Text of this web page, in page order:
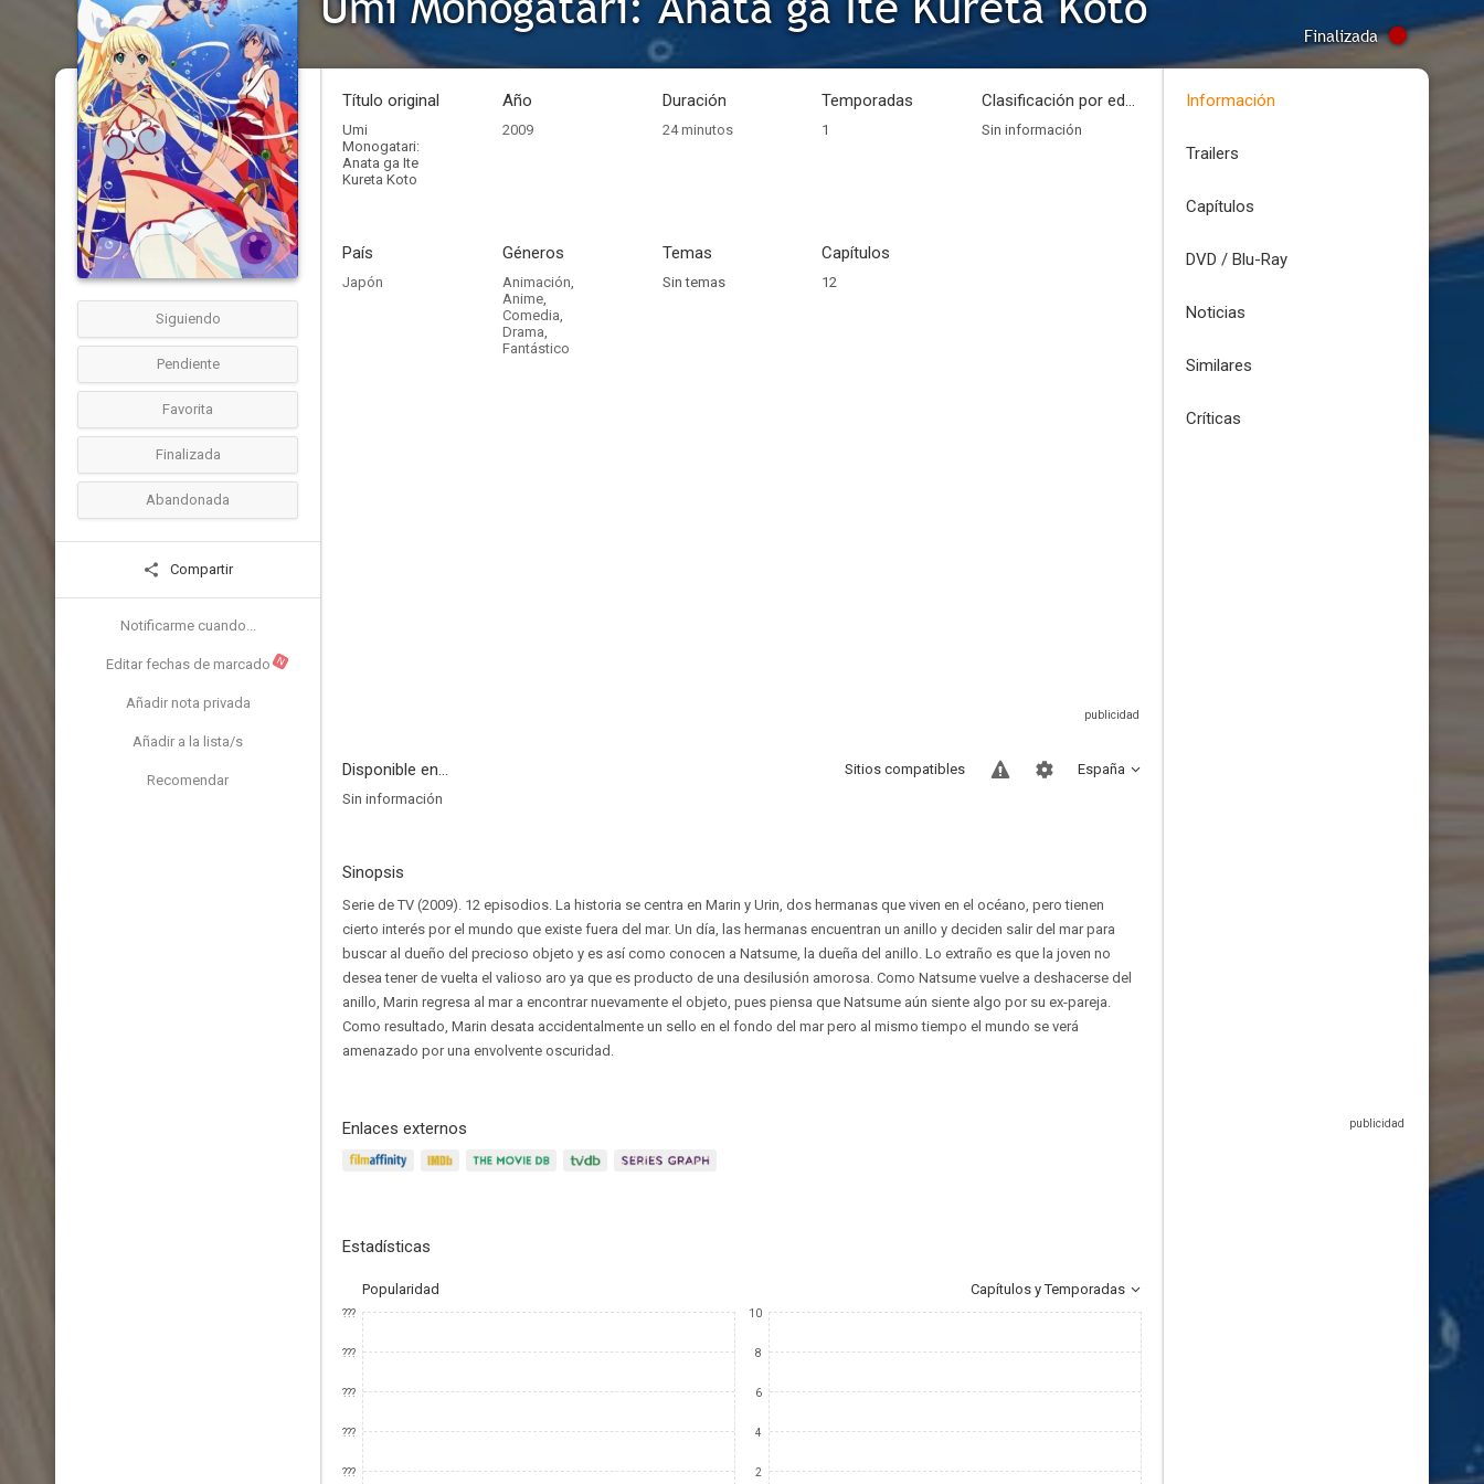
Finalizada
Siguiendo
Pendiente
Favorita
Finalizada
Abandonada
Compartir
Notificarme cuando...
Editar fechas de marcado N
Añadir nota privada
Añadir a la lista/s
Recomendar
Título original
Umi
Monogatari:
Anata ga Ite
Kureta Koto
Año
2009
Duración
24 minutos
Temporadas
1
Clasificación por edades
Sin información
País
Japón
Géneros
Animación,
Anime,
Comedia,
Drama,
Fantástico
Temas
Sin temas
Capítulos
12
Disponible en... España
Sitios compatibles
Sin información
Sinopsis
Serie de TV (2009). 12 episodios. La historia se centra en Marin y Urin, dos hermanas que viven en el océano, pero tienen
cierto interés por el mundo que existe fuera del mar. Un día, las hermanas encuentran un anillo y deciden salir del mar para
buscar al dueño del precioso objeto y es así como conocen a Natsume, la dueña del anillo. Lo extraño es que la joven no
desea tener de vuelta el valioso aro ya que es producto de una desilusión amorosa. Como Natsume vuelve a deshacerse del
anillo, Marin regresa al mar a encontrar nuevamente el objeto, pues piensa que Natsume aún siente algo por su ex-pareja.
Como resultado, Marin desata accidentalmente un sello en el fondo del mar pero al mismo tiempo el mundo se verá
amenazado por una envolvente oscuridad.
Enlaces externos
Estadísticas
Popularidad Capítulos y Temporadas
???
???
???
???
???
10
8
6
4
2
Información
Trailers
Capítulos
DVD / Blu-Ray
Noticias
Similares
Críticas